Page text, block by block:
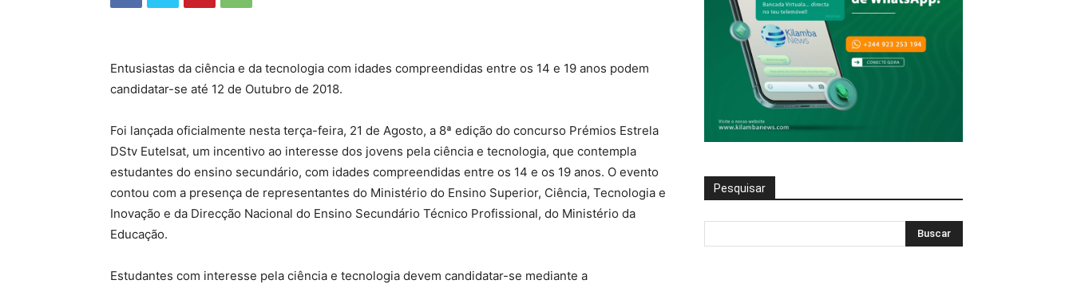
Entusiastas da ciência e da tecnologia com idades compreendidas entre os 14 e 19 anos podem
candidatar-se até 12 de Outubro de 2018.
Foi lançada oficialmente nesta terça-feira, 21 de Agosto, a 8ª edição do concurso Prémios Estrela
DStv Eutelsat, um incentivo ao interesse dos jovens pela ciência e tecnologia, que contempla
estudantes do ensino secundário, com idades compreendidas entre os 14 e os 19 anos. O evento
contou com a presença de representantes do Ministério do Ensino Superior, Ciência, Tecnologia e
Inovação e da Direcção Nacional do Ensino Secundário Técnico Profissional, do Ministério da
Educação.
Estudantes com interesse pela ciência e tecnologia devem candidatar-se mediante a
Pesquisar